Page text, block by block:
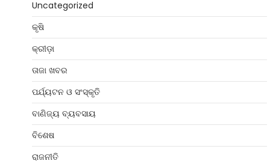
Uncategorized
କୃଷି
କ୍ରୀଡ଼ା
ତାଜା ଖବର
ପର୍ଯ୍ୟଟନ ଓ ସଂସ୍କୃତି
ବାଣିଜ୍ୟ ବ୍ୟବସାୟ
ବିଶେଷ
ରାଜନୀତି